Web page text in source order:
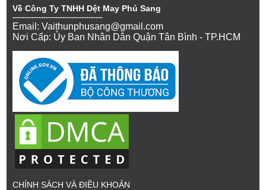
Về Công Ty TNHH Dệt May Phú Sang
--------------------------------------
Email: Vaithunphusang@gmail.com
Nơi Cấp: Ủy Ban Nhân Dân Quận Tân Bình - TP.HCM
CHÍNH SÁCH VÀ ĐIỀU KHOẢN